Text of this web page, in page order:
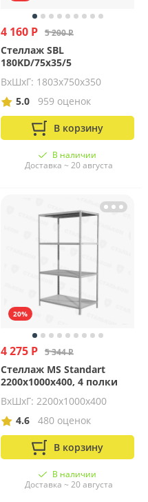
4 160 Р 5 200 Р
Стеллаж SBL
180KD/75x35/5
ВхШхГ: 1803х750х350
5.0
959 оценок
В корзину
В наличии
Доставка ~ 20 августа
20%
4 275 Р 5 344 Р
Стеллаж MS Standart
2200х1000х400, 4 полки
ВхШхГ: 2200x1000x400
4.6
480 оценок
В корзину
В наличии
Доставка ~ 20 августа